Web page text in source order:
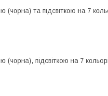
(чорна) та підсвіткою на 7
(чорна), підсвіткою на 7